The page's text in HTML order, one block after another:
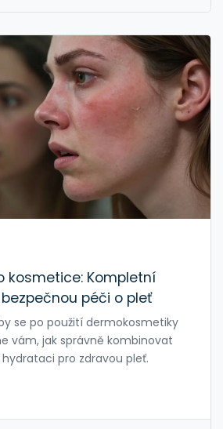
kosmetice: Kompletní
péči o pleť
se po použití dermokosmetiky
vám, jak správně kombinovat
pro zdravou pleť.